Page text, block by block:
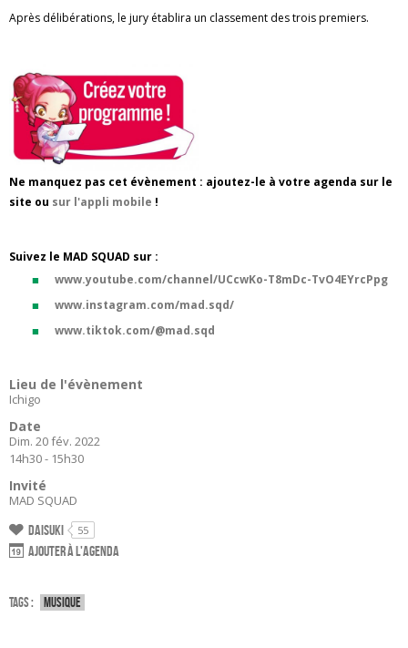
Après délibérations, le jury établira un classement des trois premiers.
Ne manquez pas cet évènement : ajoutez-le à votre agenda sur le
site ou sur l'appli mobile !
Suivez le MAD SQUAD sur :
www.youtube.com/channel/UCcwKo-T8mDc-TvO4EYrcPpg
www.instagram.com/mad.sqd/
www.tiktok.com/@mad.sqd
Lieu de l'évènement
Ichigo
Date
Dim. 20 fév. 2022
14h30 - 15h30
Invité
MAD SQUAD
Daisuki 55
Ajouter à l'agenda
Tags : Musique